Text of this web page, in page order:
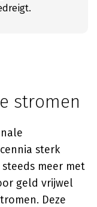
stromen
sterk
meer met
geld vrijwel
Deze